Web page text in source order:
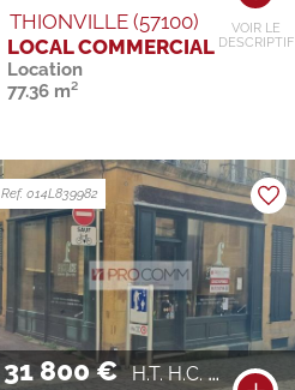
VOIR LE
DESCRIPTIF
THIONVILLE (57100)
LOCAL COMMERCIAL
Location
77.36 m²
31 800 € H.T. H.C. / AN
Ref. 014L839982